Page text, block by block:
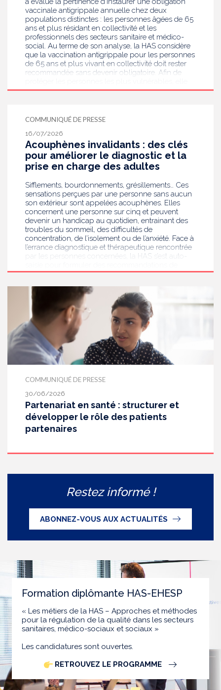
vaccinale antigrippale annuelle chez deux
populations distinctes : les personnes âgées de 65
ans et plus résidant en collectivité et les
professionnels des secteurs sanitaire et médico-
social. Au terme de son analyse, la HAS considère
que la vaccination antigrippale pour les personnes
de 65 ans et plus vivant en collectivité doit rester
recommandée sans devenir obligatoire. Afin de
recommande en revanche la mise en place d’une
pour les autres professionnels travaillant dans les
établissements de santé ou dans les
établissements médicaux sociaux hébergeant des
personnes âgées, en contact avec des personnes à
risque de grippe sévère, avec un déploiement
prioritaire en Ehpad et en USLD.
COMMUNIQUÉ DE PRESSE
16/07/2026
Acouphènes invalidants : des clés
pour améliorer le diagnostic et la
prise en charge des adultes
Sifflements, bourdonnements, grésillements… Ces
sensations perçues par une personne sans aucun
son extérieur sont appelées acouphènes. Elles
concernent une personne sur cinq et peuvent
devenir un handicap au quotidien, entrainant des
troubles du sommeil, des difficultés de
concentration, de l’isolement ou de l’anxiété. Face à
l’errance diagnostique et thérapeutique rencontrée
par les personnes concernées, la HAS s’est auto-
bonnes pratiques pour améliorer le diagnostic et
acouphènes chroniques invalidants . Elle publie
aujourd’hui ses travaux, destinés aux
professionnels de santé [1] impliqués dans le suivi
de ces patients.
COMMUNIQUÉ DE PRESSE
30/06/2026
Partenariat en santé : structurer et
développer le rôle des patients
partenaires
Restez informé !
ABONNEZ-VOUS AUX ACTUALITÉS
Formation diplômante HAS-EHESP
« Les métiers de la HAS – Approches et méthodes
pour la régulation de la qualité dans les secteurs
sanitaires, médico-sociaux et sociaux »
Les candidatures sont ouvertes.
RETROUVEZ LE PROGRAMME